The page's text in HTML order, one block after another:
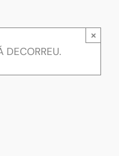
DECORREU.
×